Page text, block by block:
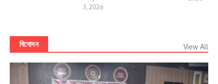
3, 2026
বিনোদন View All